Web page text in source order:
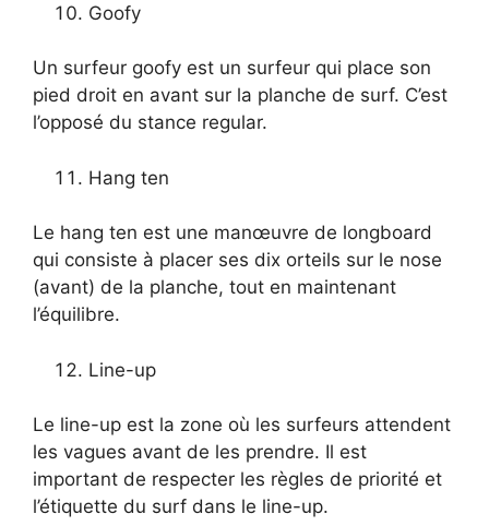
Goofy
Un surfeur goofy est un surfeur qui place son
pied droit en avant sur la planche de surf. C’est
l’opposé du stance regular.
Hang ten
Le hang ten est une manœuvre de longboard
qui consiste à placer ses dix orteils sur le nose
(avant) de la planche, tout en maintenant
l’équilibre.
Line-up
Le line-up est la zone où les surfeurs attendent
les vagues avant de les prendre. Il est
important de respecter les règles de priorité et
l’étiquette du surf dans le line-up.